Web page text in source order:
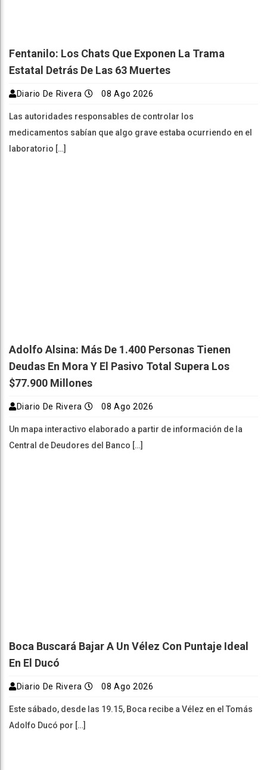
Fentanilo: Los Chats Que Exponen La Trama
Estatal Detrás De Las 63 Muertes
Diario De Rivera 08 Ago 2026
Las autoridades responsables de controlar los
medicamentos sabían que algo grave estaba ocurriendo en el
laboratorio […]
Adolfo Alsina: Más De 1.400 Personas Tienen
Deudas En Mora Y El Pasivo Total Supera Los
$77.900 Millones
Diario De Rivera 08 Ago 2026
Un mapa interactivo elaborado a partir de información de la
Central de Deudores del Banco […]
Boca Buscará Bajar A Un Vélez Con Puntaje Ideal
En El Ducó
Diario De Rivera 08 Ago 2026
Este sábado, desde las 19.15, Boca recibe a Vélez en el Tomás
Adolfo Ducó por […]